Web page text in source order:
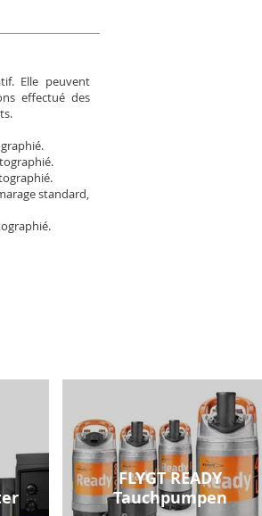
Elle peuvent
effectué des
standard,
FLYGT READY
Tauchpumpen